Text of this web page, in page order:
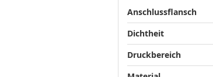
Anschlussflansch
Dichtheit
Druckbereich